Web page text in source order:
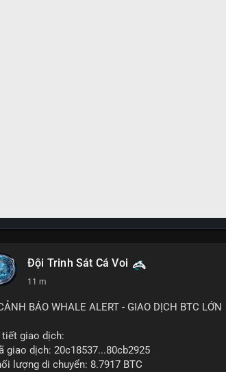
Đội Trinh Sát Cá Voi
11 m
BÁO WHALE ALERT - GIAO DỊCH BTC LỚN
tiết giao dịch:
giao dịch: 20c18537...80cb2925
lượng di chuyển: 8.7917 BTC